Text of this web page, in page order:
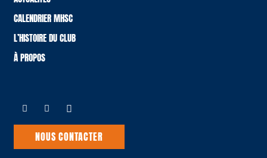
CALENDRIER MHSC
L’HISTOIRE DU CLUB
À PROPOS
NOUS CONTACTER